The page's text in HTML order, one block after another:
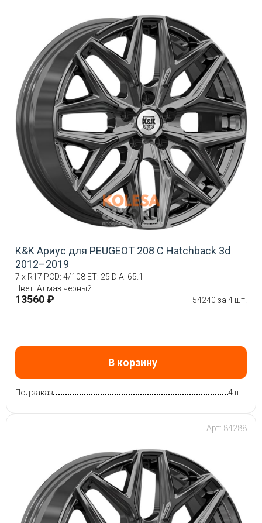
K&K Ариус для PEUGEOT 208 C Hatchback 3d
2012–2019
7 x R17 PCD: 4/108 ET: 25 DIA: 65.1
Цвет: Алмаз черный
13560 ₽ 54240 за 4 шт.
В корзину
Под заказ 4 шт.
Арт: 84288